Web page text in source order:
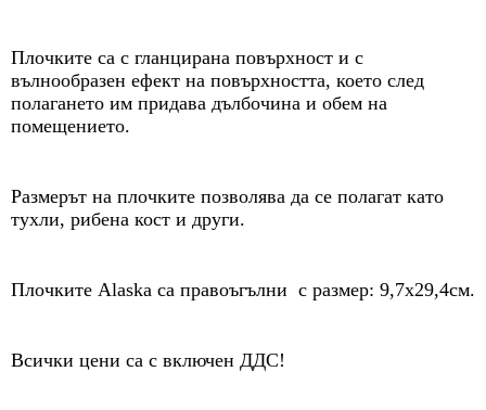
Плочките са с гланцирана повърхност и с
вълнообразен ефект на повърхността, което след
полагането им придава дълбочина и обем на
помещението.
Размерът на плочките позволява да се полагат като
тухли, рибена кост и други.
Плочките Alaska са правоъгълни с размер: 9,7х29,4см.
Всички цени са с включен ДДС!